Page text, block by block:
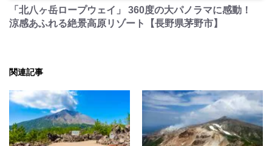
「北八ヶ岳ロープウェイ」 360度の大パノラマに感動！
涼感あふれる絶景高原リゾート【長野県茅野市】
関連記事